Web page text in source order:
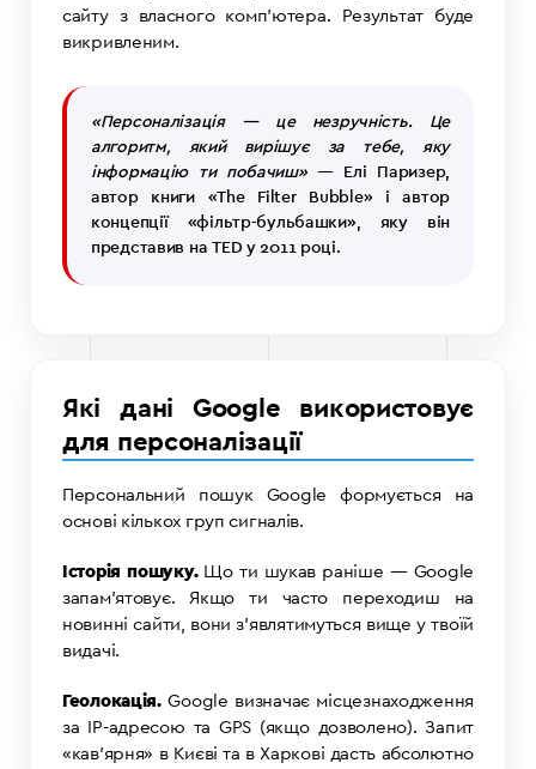
сайту з власного комп’ютера. Результат буде
викривленим.
«Персоналізація — це незручність. Це
алгоритм, який вирішує за тебе, яку
інформацію ти побачиш»— Елі Паризер,
автор книги «The Filter Bubble» і автор
концепції «фільтр-бульбашки», яку він
представив на TED у 2011 році.
Які дані Google використовує
для персоналізації
Персональний пошук Google формується на
основі кількох груп сигналів.
Історія пошуку.Що ти шукав раніше — Google
запам’ятовує. Якщо ти часто переходиш на
новинні сайти, вони з’являтимуться вище у твоїй
видачі.
Геолокація.Google визначає місцезнаходження
за IP-адресою та GPS (якщо дозволено). Запит
«кав’ярня» в Києві та в Харкові дасть абсолютно